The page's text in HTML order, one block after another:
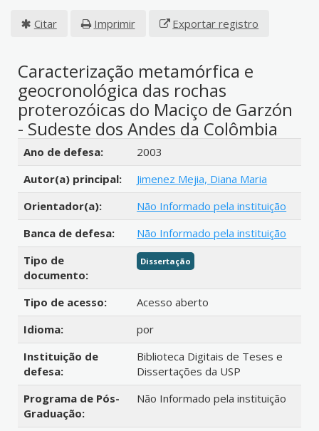
Citar Imprimir Exportar registro
Caracterização metamórfica e
geocronológica das rochas
proterozóicas do Maciço de Garzón
- Sudeste dos Andes da Colômbia
Detalhes bibliográficos
Ano de defesa:
2003
Autor(a) principal:
Jimenez Mejia, Diana Maria
Orientador(a):
Não Informado pela instituição
Banca de defesa:
Não Informado pela instituição
Tipo de
documento:
Dissertação
Tipo de acesso:
Acesso aberto
Idioma:
por
Instituição de
defesa:
Biblioteca Digitais de Teses e
Dissertações da USP
Programa de Pós-
Graduação:
Não Informado pela instituição